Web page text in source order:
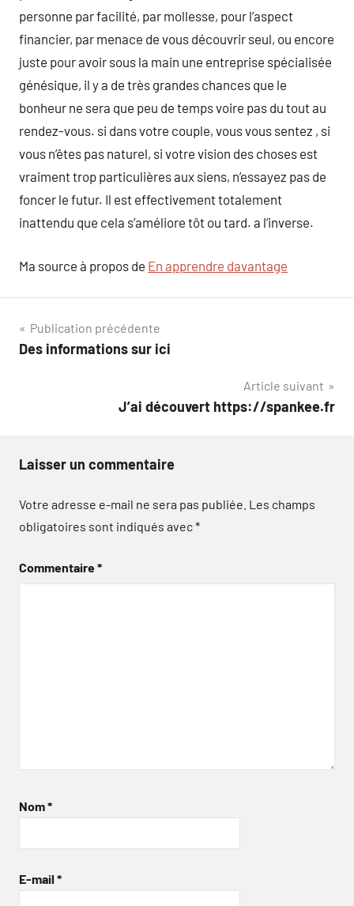
personne par facilité, par mollesse, pour l’aspect
financier, par menace de vous découvrir seul, ou encore
juste pour avoir sous la main une entreprise spécialisée
génésique, il y a de très grandes chances que le
bonheur ne sera que peu de temps voire pas du tout au
rendez-vous. si dans votre couple, vous vous sentez , si
vous n’êtes pas naturel, si votre vision des choses est
vraiment trop particulières aux siens, n’essayez pas de
foncer le futur. Il est effectivement totalement
inattendu que cela s’améliore tôt ou tard. a l’inverse.
Ma source à propos de En apprendre davantage
Navigation
de
Publication précédente
Des informations sur ici
Article suivant
J’ai découvert https://spankee.fr
Laisser un commentaire
Votre adresse e-mail ne sera pas publiée. Les champs
obligatoires sont indiqués avec*
Commentaire*
Nom*
E-mail *